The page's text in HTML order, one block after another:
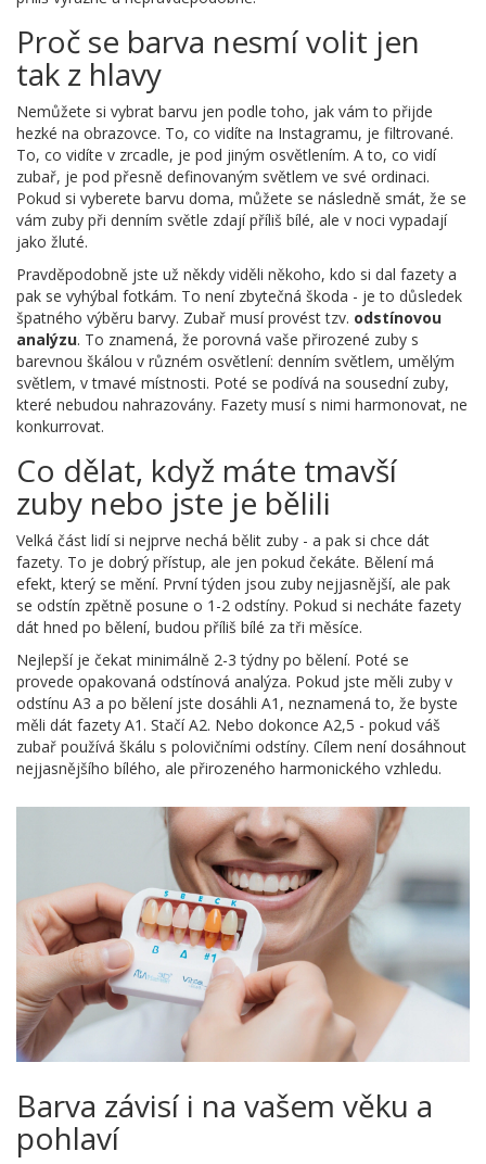
Proč se barva nesmí volit jen
tak z hlavy
Nemůžete si vybrat barvu jen podle toho, jak vám to přijde
hezké na obrazovce. To, co vidíte na Instagramu, je filtrované.
To, co vidíte v zrcadle, je pod jiným osvětlením. A to, co vidí
zubař, je pod přesně definovaným světlem ve své ordinaci.
Pokud si vyberete barvu doma, můžete se následně smát, že se
vám zuby při denním světle zdají příliš bílé, ale v noci vypadají
jako žluté.
Pravděpodobně jste už někdy viděli někoho, kdo si dal fazety a
pak se vyhýbal fotkám. To není zbytečná škoda - je to důsledek
špatného výběru barvy. Zubař musí provést tzv. odstínovou
analýzu. To znamená, že porovná vaše přirozené zuby s
barevnou škálou v různém osvětlení: denním světlem, umělým
světlem, v tmavé místnosti. Poté se podívá na sousední zuby,
které nebudou nahrazovány. Fazety musí s nimi harmonovat, ne
konkurrovat.
Co dělat, když máte tmavší
zuby nebo jste je bělili
Velká část lidí si nejprve nechá bělit zuby - a pak si chce dát
fazety. To je dobrý přístup, ale jen pokud čekáte. Bělení má
efekt, který se mění. První týden jsou zuby nejjasnější, ale pak
se odstín zpětně posune o 1-2 odstíny. Pokud si necháte fazety
dát hned po bělení, budou příliš bílé za tři měsíce.
Nejlepší je čekat minimálně 2-3 týdny po bělení. Poté se
provede opakovaná odstínová analýza. Pokud jste měli zuby v
odstínu A3 a po bělení jste dosáhli A1, neznamená to, že byste
měli dát fazety A1. Stačí A2. Nebo dokonce A2,5 - pokud váš
zubař používá škálu s polovičními odstíny. Cílem není dosáhnout
nejjasnějšího bílého, ale přirozeného harmonického vzhledu.
Barva závisí i na vašem věku a
pohlaví